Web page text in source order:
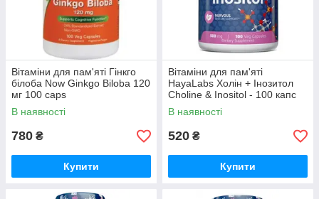
Вітаміни для пам'яті Гінкго
білоба Now Ginkgo Biloba 120
мг 100 caps
В наявності
780 ₴
Купити
Вітаміни для пам'яті
HayaLabs Холін + Інозитол
Choline & Inositol - 100 капс
В наявності
520 ₴
Купити